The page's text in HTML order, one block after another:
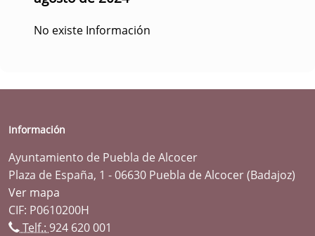
No existe Información
Información
Ayuntamiento de Puebla de Alcocer
Plaza de España, 1 - 06630 Puebla de Alcocer (Badajoz)
Ver mapa
CIF: P0610200H
Telf.: 924 620 001